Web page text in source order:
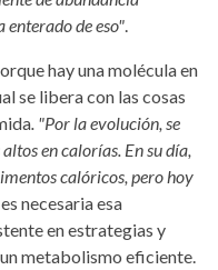
enterado de eso"
hay una molécula en
se libera con las cosas
. "Por la evolución, se
en calorías. En su día,
calóricos, pero hoy
es necesaria esa
en estrategias y
metabolismo eficiente.